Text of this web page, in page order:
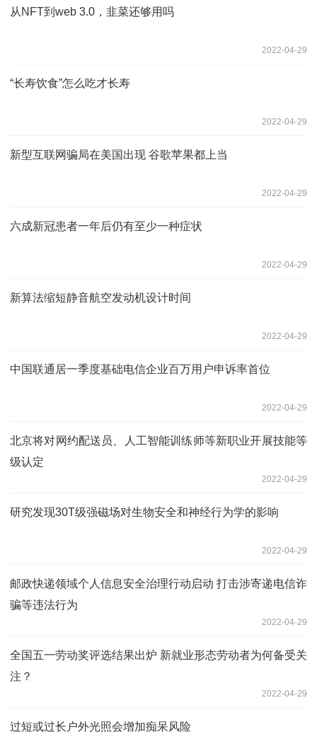
从NFT到web 3.0，韭菜还够用吗
2022-04-29
“长寿饮食”怎么吃才长寿
2022-04-29
新型互联网骗局在美国出现 谷歌苹果都上当
2022-04-29
六成新冠患者一年后仍有至少一种症状
2022-04-29
新算法缩短静音航空发动机设计时间
2022-04-29
中国联通居一季度基础电信企业百万用户申诉率首位
2022-04-29
北京将对网约配送员、人工智能训练师等新职业开展技能等
级认定
2022-04-29
研究发现30T级强磁场对生物安全和神经行为学的影响
2022-04-29
邮政快递领域个人信息安全治理行动启动 打击涉寄递电信诈
骗等违法行为
2022-04-29
全国五一劳动奖评选结果出炉 新就业形态劳动者为何备受关
注？
2022-04-29
过短或过长户外光照会增加痴呆风险